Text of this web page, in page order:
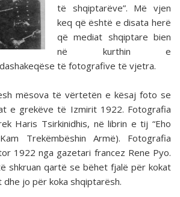
të shqiptarëve”. Më vjen
keq që është e disata herë
që mediat shqiptare bien
në kurthin e
të fotografive të vjetra.
mësova të vërtetën e kësaj foto se
e grekëve të Izmirit 1922. Fotografia
Haris Tsirkinidhis, në librin e tij “Eho
Trekëmbëshin Armë). Fotografia
1922 nga gazetari francez Rene Pyo.
shkruan qartë se bëhet fjalë për kokat
jo për koka shqiptarësh.